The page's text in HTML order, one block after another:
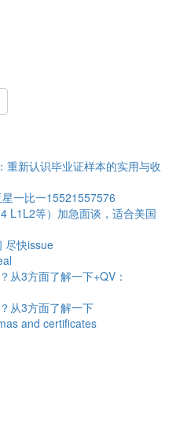
重新认识毕业证样本的实用与收
一比一15521557576
L1L2等）加急面谈，适合美国
尽快issue
从3方面了解一下+QV：
从3方面了解一下
and certificates